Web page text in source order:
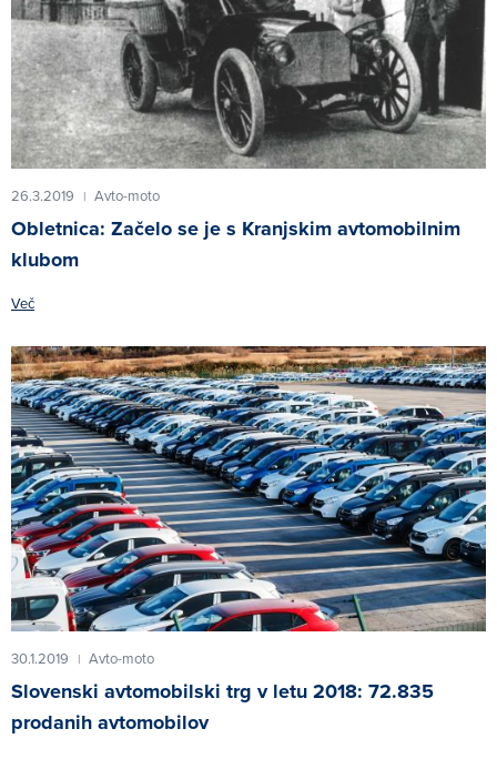
26.3.2019 | Avto-moto
Obletnica: Začelo se je s Kranjskim avtomobilnim
klubom
Več
30.1.2019 | Avto-moto
Slovenski avtomobilski trg v letu 2018: 72.835
prodanih avtomobilov